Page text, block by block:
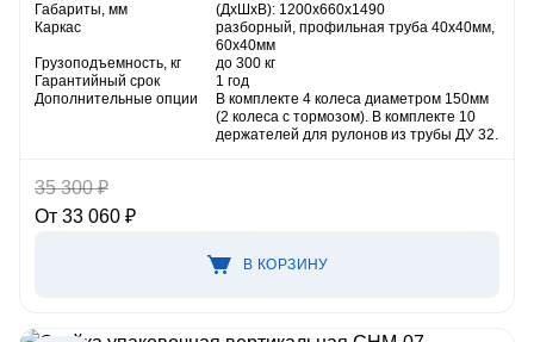
Габариты, мм
(ДхШхВ): 1200х660х1490
Каркас
разборный, профильная труба 40х40мм,
60х40мм
Грузоподъемность, кг
до 300 кг
Гарантийный срок
1 год
Дополнительные опции
В комплекте 4 колеса диаметром 150мм
(2 колеса с тормозом). В комплекте 10
держателей для рулонов из трубы ДУ 32.
35 300 ₽
От 33 060 ₽
В КОРЗИНУ